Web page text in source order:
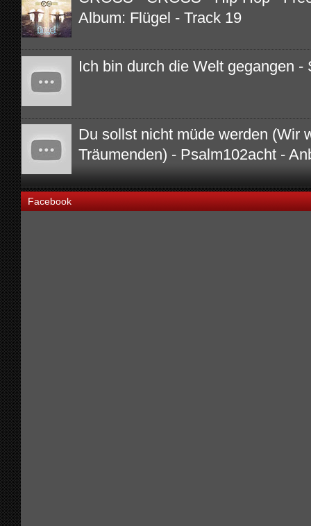
Album: Flügel - Track 19
Ich bin durch die Welt gegangen
Du sollst nicht müde werden (Wir
Träumenden) - Psalm102acht -
Facebook